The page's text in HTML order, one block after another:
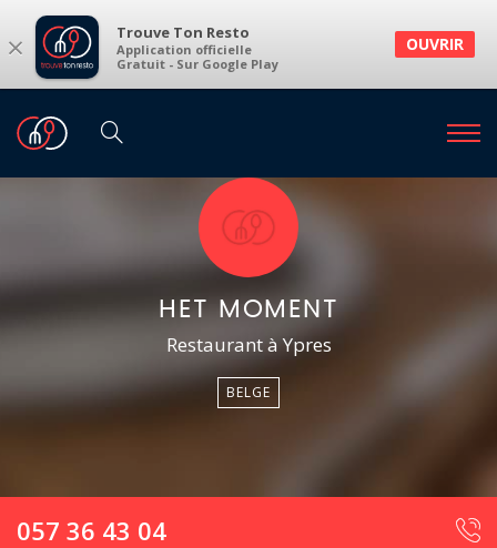
× Trouve Ton Resto
Application officielle
Gratuit - Sur Google Play
OUVRIR
HET MOMENT
Restaurant à Ypres
BELGE
057 36 43 04